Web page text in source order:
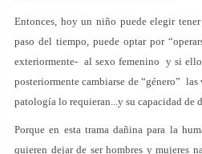
Entonces, hoy un niño puede elegir
paso del tiempo, puede optar por
exteriormente- al sexo femenino y si
posteriormente cambiarse de “género”
patología lo requieran...y su capacidad de
Porque en esta trama dañina para la
quieren dejar de ser hombres y mujeres